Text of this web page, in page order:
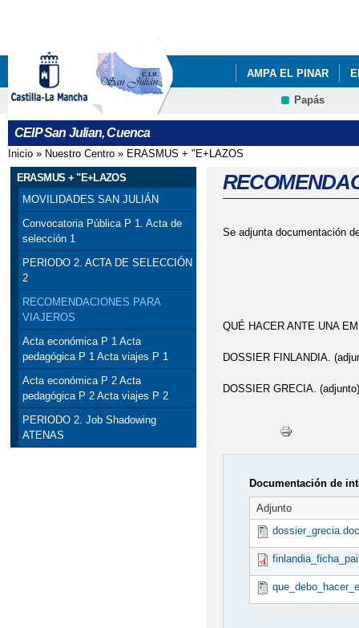
AMPA EL PINAR
TRANSPORTE
JORNADA VIRTUAL
Papás
CEIP San Julian, Cuenca
Se encuentra usted aquí
Inicio » Nuestro Centro » ERASMUS + "E+LAZOS
ERASMUS + "E+LAZOS
MOVILIDADES SAN JULIÁN
Convocatoria Pública P 1. Acta de
selección 1
PERIODO 2. ACTA DE SELECCIÓN
2
RECOMENDACIONES PARA
VIAJEROS
Acta económica P 1 Acta
pedagógica P 1 Acta viajes P 1
Acta económica P 2 Acta
pedagógica P 2 Acta viajes P 2
PERIODO 2. Job Shadowing
ATENAS
Se adjunta documentación
QUÉ HACER ANTE UNA
DOSSIER FINLANDIA.
DOSSIER GRECIA. (adjunto)
Documentación de
Adjunto
dossier_grecia.doc